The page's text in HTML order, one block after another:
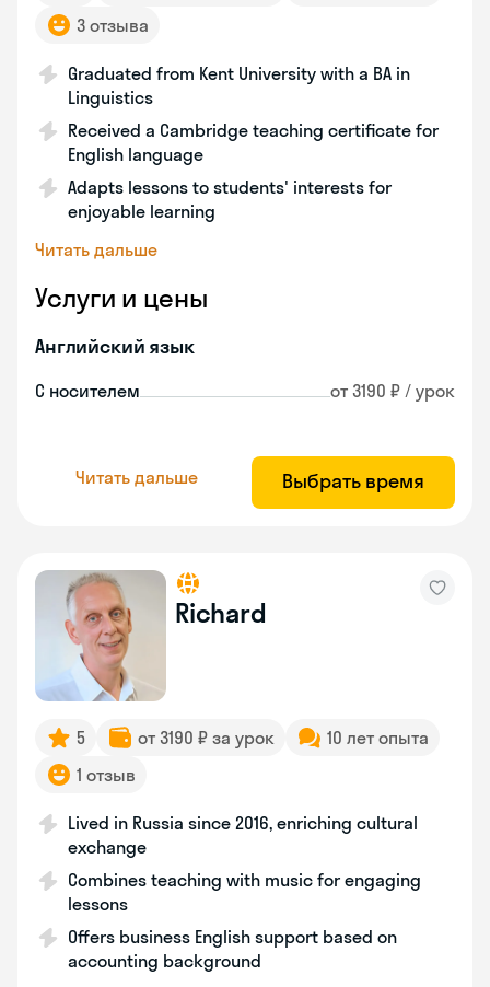
3 отзыва
Graduated from Kent University with a BA in
Linguistics
Received a Cambridge teaching certificate for
English language
Adapts lessons to students' interests for
enjoyable learning
Читать дальше
Услуги и цены
Английский язык
С носителем от 3190 ₽ / урок
Читать дальше Выбрать время
Richard
5 от 3190 ₽ за урок
10 лет опыта
1 отзыв
Lived in Russia since 2016, enriching cultural
exchange
Combines teaching with music for engaging
lessons
Offers business English support based on
accounting background